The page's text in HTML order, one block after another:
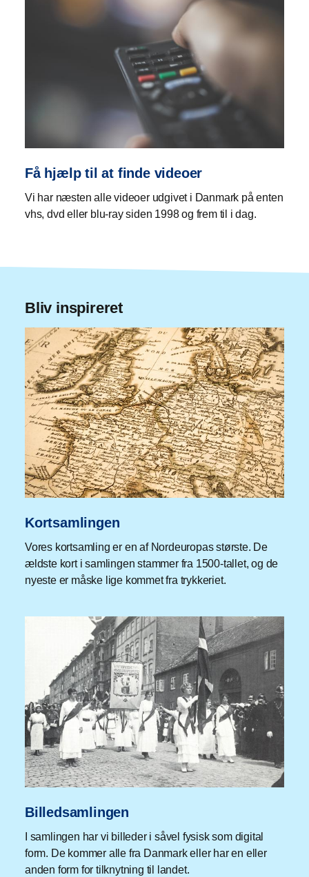
Få hjælp til at finde videoer
Vi har næsten alle videoer udgivet i Danmark på enten
vhs, dvd eller blu-ray siden 1998 og frem til i dag.
Bliv inspireret
Kortsamlingen
Vores kortsamling er en af Nordeuropas største. De
ældste kort i samlingen stammer fra 1500-tallet, og de
nyeste er måske lige kommet fra trykkeriet.
Billedsamlingen
I samlingen har vi billeder i såvel fysisk som digital
form. De kommer alle fra Danmark eller har en eller
anden form for tilknytning til landet.